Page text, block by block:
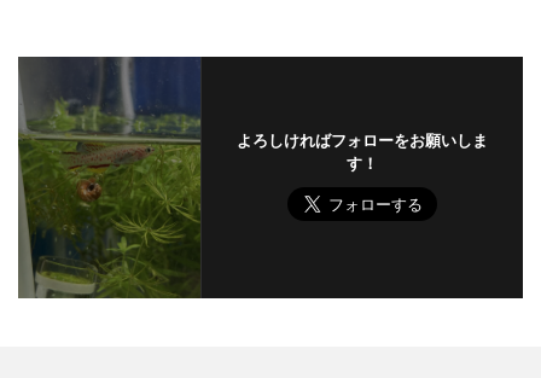
よろしければフォローをお願いしま
す！